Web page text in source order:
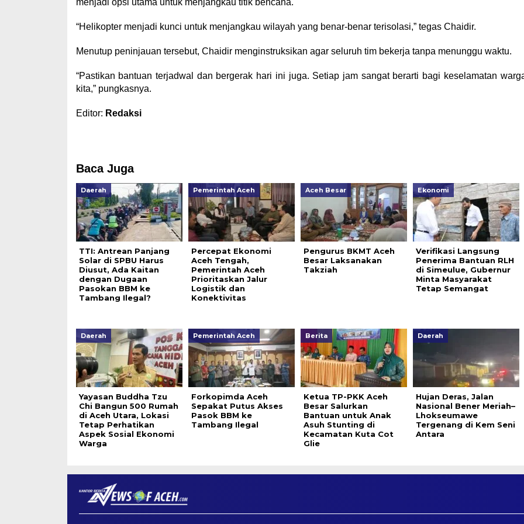
menjadi opsi utama untuk menjangkau titik bencana.
“Helikopter menjadi kunci untuk menjangkau wilayah yang benar-benar terisolasi,” tegas Chaidir.
Menutup peninjauan tersebut, Chaidir menginstruksikan agar seluruh tim bekerja tanpa menunggu waktu.
“Pastikan bantuan terjadwal dan bergerak hari ini juga. Setiap jam sangat berarti bagi keselamatan
kita,” pungkasnya.
Editor: Redaksi
Baca Juga
Daerah
TTI: Antrean Panjang
Solar di SPBU Harus
Diusut, Ada Kaitan
dengan Dugaan
Pasokan BBM ke
Tambang Ilegal?
Pemerintah Aceh
Percepat Ekonomi
Aceh Tengah,
Pemerintah Aceh
Prioritaskan Jalur
Logistik dan
Konektivitas
Aceh Besar
Pengurus BKMT Aceh
Besar Laksanakan
Takziah
Ekonomi
Verifikasi Langsung
Penerima Bantuan RLH
di Simeulue, Gubernur
Minta Masyarakat
Tetap Semangat
Daerah
Yayasan Buddha Tzu
Chi Bangun 500 Rumah
di Aceh Utara, Lokasi
Tetap Perhatikan
Aspek Sosial Ekonomi
Warga
Pemerintah Aceh
Forkopimda Aceh
Sepakat Putus Akses
Pasok BBM ke
Tambang Ilegal
Berita
Ketua TP-PKK Aceh
Besar Salurkan
Bantuan untuk Anak
Asuh Stunting di
Kecamatan Kuta Cot
Glie
Daerah
Hujan Deras, Jalan
Nasional Bener Meriah–
Lhokseumawe
Tergenang di Kem Seni
Antara